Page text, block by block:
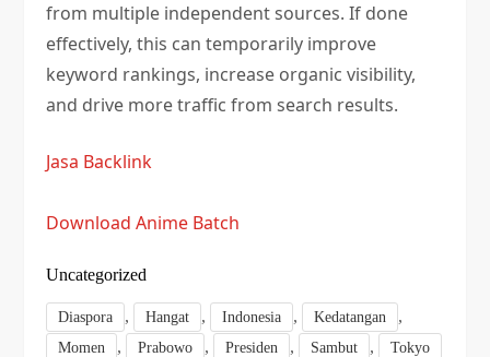
from multiple independent sources. If done
effectively, this can temporarily improve
keyword rankings, increase organic visibility,
and drive more traffic from search results.
Jasa Backlink
Download Anime Batch
Uncategorized
Diaspora , Hangat , Indonesia , Kedatangan ,
Momen , Prabowo , Presiden , Sambut , Tokyo